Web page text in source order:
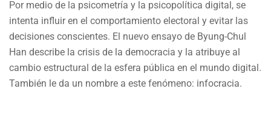
Por medio de la psicometría y la psicopolítica digital, se
intenta influir en el comportamiento electoral y evitar las
decisiones conscientes. El nuevo ensayo de Byung-Chul
Han describe la crisis de la democracia y la atribuye al
cambio estructural de la esfera pública en el mundo digital.
También le da un nombre a este fenómeno: infocracia.